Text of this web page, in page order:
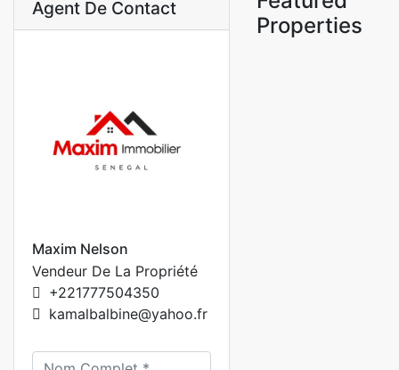
Agent De Contact
Maxim Nelson
Vendeur De La Propriété
+221777504350
kamalbalbine@yahoo.fr
Properties